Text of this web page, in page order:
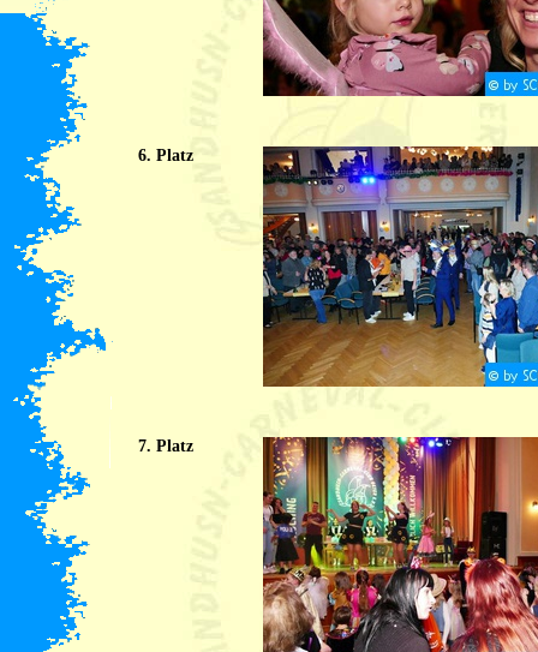
6. Platz
7. Platz